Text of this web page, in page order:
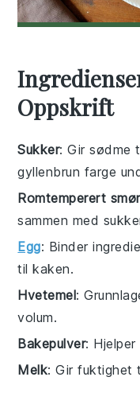
Oppskrift
Sukker: Gir sødme
gyllenbrun farge
Romtemperert smør
sammen med
Egg: Binder
til kaken.
Hvetemel:
volum.
Bakepulver:
Melk: Gir fuktighet